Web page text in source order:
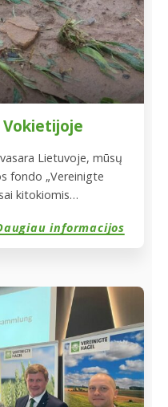
Vokietijoje
Lietuvoje, mūsų
fondo „Vereinigte
kitokiomis
Vokietijoje,
ūkininkams.
kad jie buvo pažeisti,
dešimtys
beveik visi
vaisių ir
ūkininkai
nėra matę per kelis
informacijos